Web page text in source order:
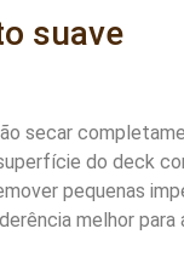
suave
secar
do deck
pequenas
melhor para